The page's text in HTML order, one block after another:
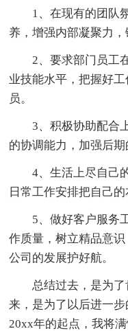
1、在现有的团队
养，增强内部凝聚力，
2、要求部门员工
业技能水平，把握好
员。
3、积极协助配合
的协调能力，加强后期
4、生活上尽自己
日常工作安排把自己
5、做好客户服务
作质量，树立精品意
公司的发展护好航。
总结过去，是为
来，是为了以后进一
20xx年的起点，我将